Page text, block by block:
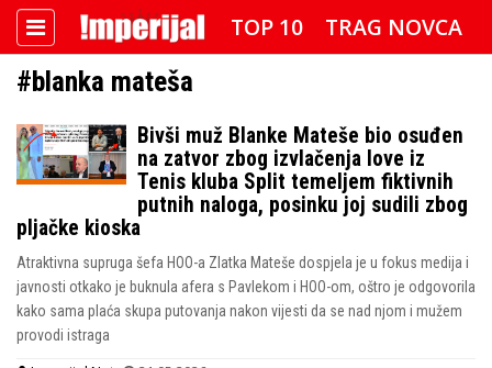
TOP 10
TRAG NOVCA
DETEKTOR
FOTO SPECIJAL
IMPERIJAL VIDEO
RADAR
IMPERIJAL & FREETIME
IMPERIJALOVE POZNATE FACE
#blanka mateša
Bivši muž Blanke Mateše bio osuđen
na zatvor zbog izvlačenja love iz
Tenis kluba Split temeljem fiktivnih
putnih naloga, posinku joj sudili zbog
pljačke kioska
Atraktivna supruga šefa HOO-a Zlatka Mateše dospjela je u fokus medija i
javnosti otkako je buknula afera s Pavlekom i HOO-om, oštro je odgovorila
kako sama plaća skupa putovanja nakon vijesti da se nad njom i mužem
provodi istraga